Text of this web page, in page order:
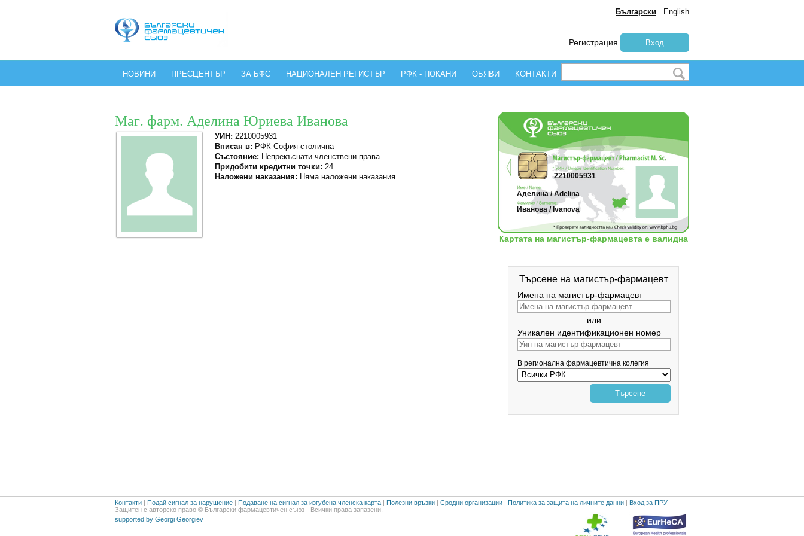
Български English
Регистрация Вход
НОВИНИ ПРЕСЦЕНТЪР ЗА БФС НАЦИОНАЛЕН РЕГИСТЪР РФК - ПОКАНИ ОБЯВИ КОНТАКТИ
Маг. фарм. Аделина Юриева Иванова
УИН: 2210005931
Вписан в: РФК София-столична
Състояние: Непрекъснати членствени права
Придобити кредитни точки: 24
Наложени наказания: Няма наложени наказания 2210005931
Аделина / Adelina
Иванова / Ivanova
Картата на магистър-фармацевта е валидна
Търсене на магистър-фармацевт
Имена на магистър-фармацевт
или
Уникален идентификационен номер
В регионална фармацевтична колегия
Търсене
Контакти | Подай сигнал за нарушение | Подаване на сигнал за изгубена членска карта | Полезни връзки | Сродни организации | Политика за защита на личните данни | Вход за ПРУ
Защитен с авторско право © Български фармацевтичен съюз - Всички права запазени.
supported by Georgi Georgiev